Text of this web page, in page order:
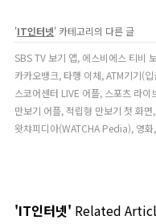
'IT인터넷' 카테고리의 다른 글
SBS TV 보기 앱, 에스비에스 티비
카카오뱅크, 타행 이체, ATM기기(
스코어센터 LIVE 어플, 스포츠 라이
만보기 어플, 적립형 만보기 첫 화면
왓챠피디아(WATCHA Pedia), 영
'IT인터넷' Related